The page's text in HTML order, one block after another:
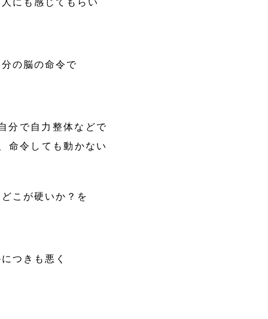
の脳の命令で
分で自力整体などで
命令しても動かない
こが硬いか？を
つきも悪く